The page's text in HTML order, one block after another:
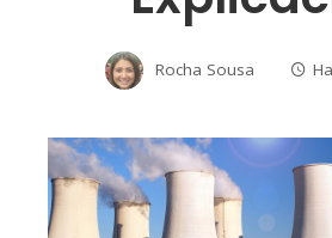
Rocha Sousa